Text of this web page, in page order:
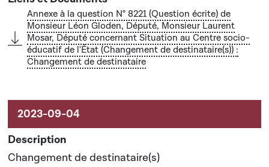
Annexe à la question N° 8221 (Question écrite) de
Monsieur Léon Gloden, Député, Monsieur Laurent
Mosar, Député concernant Situation au Centre socio-
éducatif de l'État (Changement de destinataire(s)) :
Changement de destinataire
Changement de destinataire(s)